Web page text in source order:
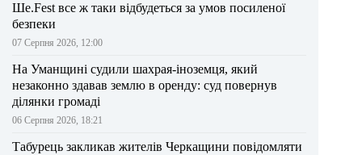
Ше.Fest все ж таки відбудеться за умов посиленої
безпеки
07 Серпня 2026, 12:00
На Уманщині судили шахрая-іноземця, який
незаконно здавав землю в оренду: суд повернув
ділянки громаді
06 Серпня 2026, 18:21
Табурець закликав жителів Черкащини повідомляти